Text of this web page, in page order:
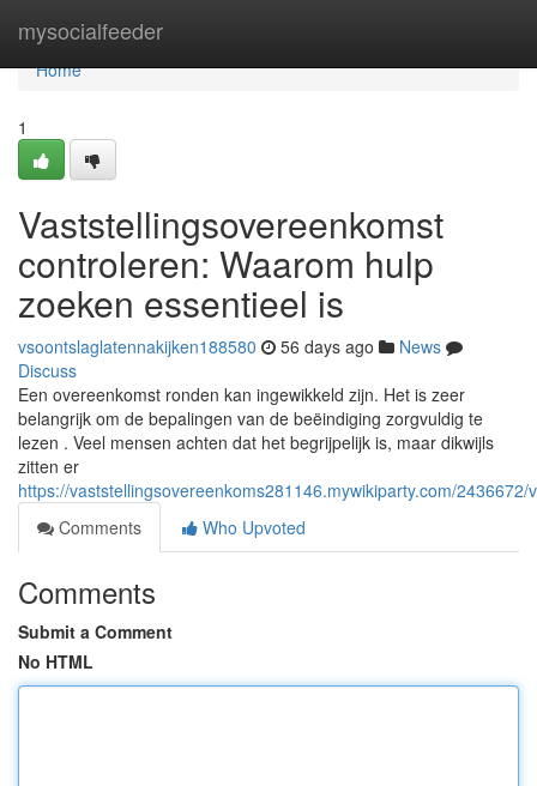
mysocialfeeder
Home
Home
1
Vaststellingsovereenkomst
controleren: Waarom hulp
zoeken essentieel is
vsoontslaglatennakijken188580 56 days ago
News
Discuss
Een overeenkomst ronden kan ingewikkeld zijn. Het is zeer
belangrijk om de bepalingen van de beëindiging zorgvuldig te
lezen . Veel mensen achten dat het begrijpelijk is, maar dikwijls
zitten er
https://vaststellingsovereenkoms281146.mywikiparty.com/
Comments
Who Upvoted
Comments
Submit a Comment
No HTML